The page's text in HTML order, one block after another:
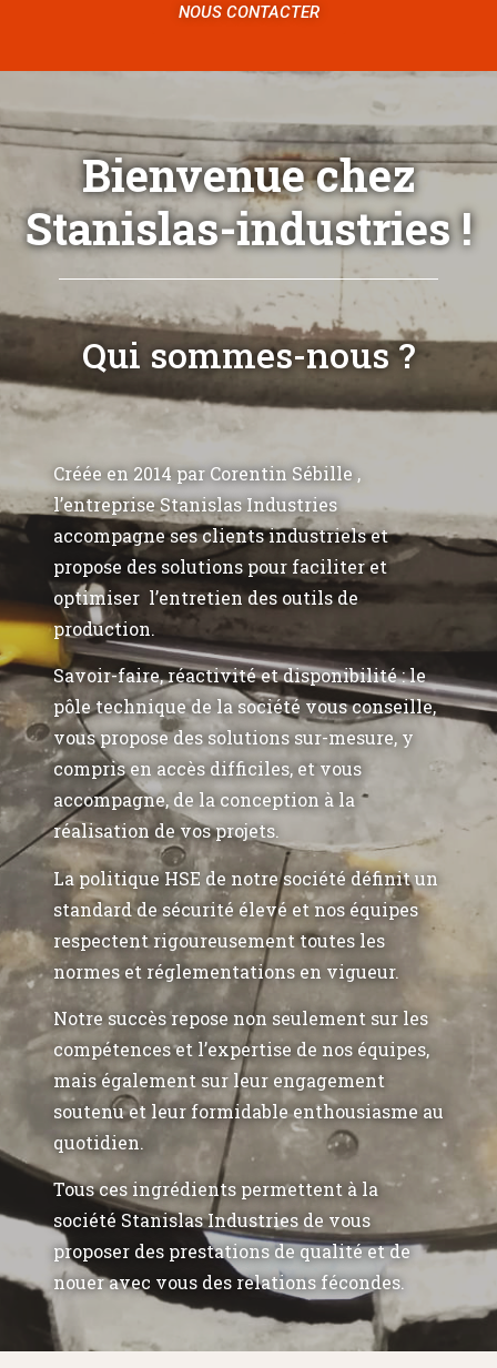
NOUS CONTACTER
Bienvenue chez
Stanislas-industries !
Qui sommes-nous ?
Créée en 2014 par Corentin Sébille ,
l’entreprise Stanislas Industries
accompagne ses clients industriels et
propose des solutions pour faciliter et
optimiser l’entretien des outils de
production.
Savoir-faire, réactivité et disponibilité : le
pôle technique de la société vous conseille,
vous propose des solutions sur-mesure, y
compris en accès difficiles, et vous
accompagne, de la conception à la
réalisation de vos projets.
La politique HSE de notre société définit un
standard de sécurité élevé et nos équipes
respectent rigoureusement toutes les
normes et réglementations en vigueur.
Notre succès repose non seulement sur les
compétences et l’expertise de nos équipes,
mais également sur leur engagement
soutenu et leur formidable enthousiasme au
quotidien.
Tous ces ingrédients permettent à la
société Stanislas Industries de vous
proposer des prestations de qualité et de
nouer avec vous des relations fécondes.